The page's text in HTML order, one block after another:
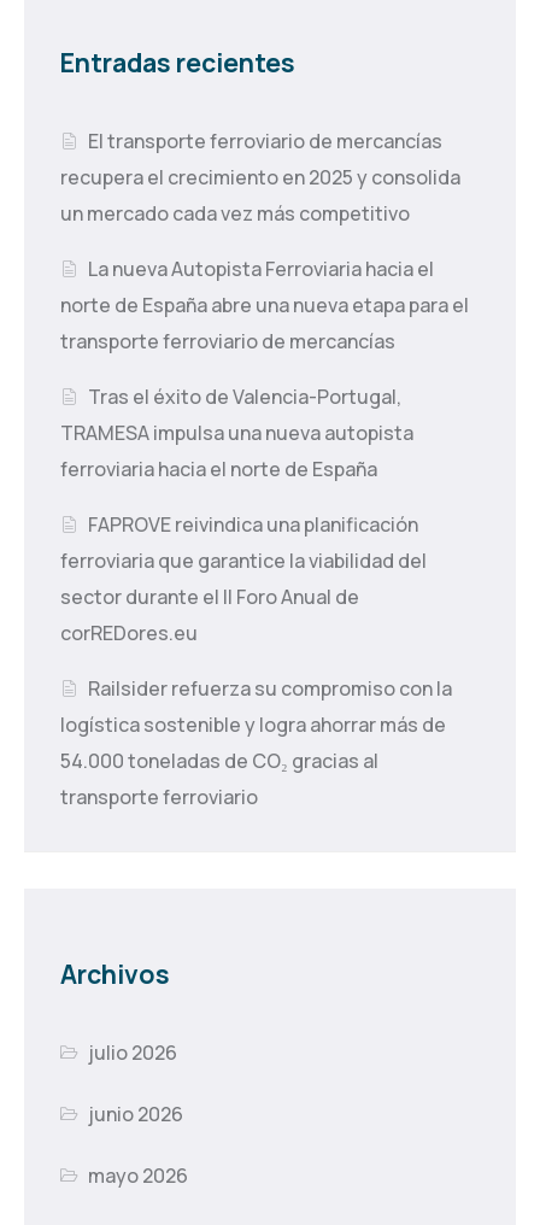
Entradas recientes
El transporte ferroviario de mercancías
recupera el crecimiento en 2025 y consolida
un mercado cada vez más competitivo
La nueva Autopista Ferroviaria hacia el
norte de España abre una nueva etapa para el
transporte ferroviario de mercancías
Tras el éxito de Valencia-Portugal,
TRAMESA impulsa una nueva autopista
ferroviaria hacia el norte de España
FAPROVE reivindica una planificación
ferroviaria que garantice la viabilidad del
sector durante el II Foro Anual de
corREDores.eu
Railsider refuerza su compromiso con la
logística sostenible y logra ahorrar más de
54.000 toneladas de CO₂ gracias al
transporte ferroviario
Archivos
julio 2026
junio 2026
mayo 2026